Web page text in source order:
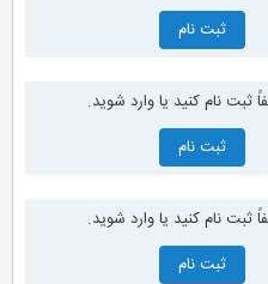
ثبت نام
نام کنید یا وارد شوید.
ثبت نام
نام کنید یا وارد شوید.
ثبت نام